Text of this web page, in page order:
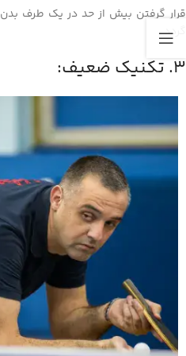
قرار گرفتن بیش از حد در یک طرف
گردد .
3. تکنیک ضعیف: